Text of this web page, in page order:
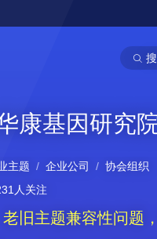
康基因研究
主题 / 企业公司 / 协会组织
人关注
旧主题兼容性问题